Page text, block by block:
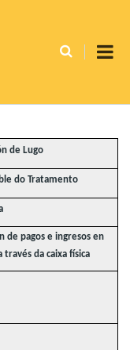
de Lugo
do Tratamento
de pagos e ingresos en
través da caixa física